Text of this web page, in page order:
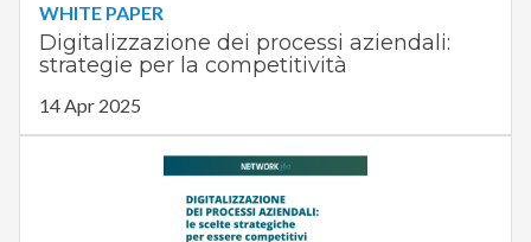
WHITE PAPER
Digitalizzazione dei processi aziendali:
strategie per la competitività
14 Apr 2025